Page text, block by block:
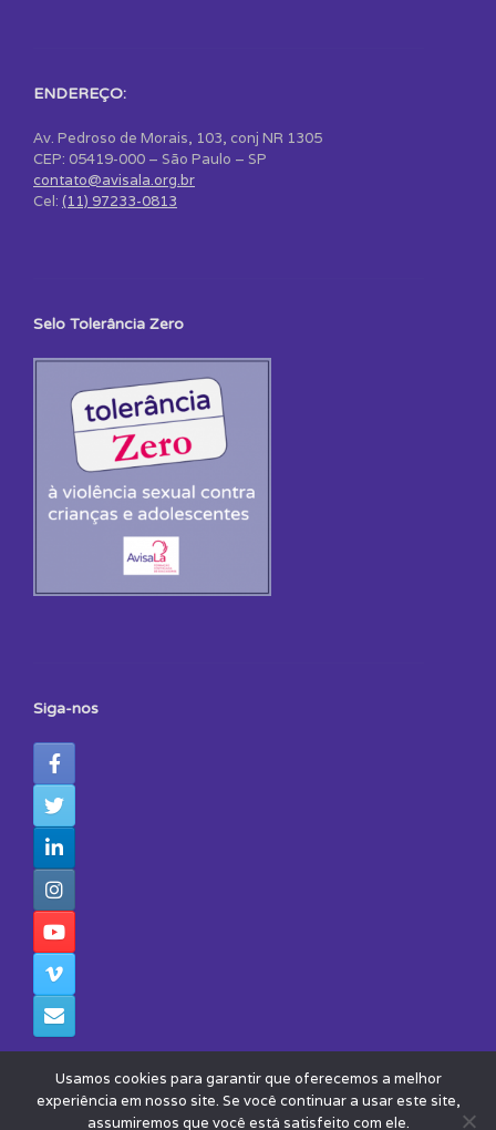
ENDEREÇO:
Av. Pedroso de Morais, 103, conj NR 1305
CEP: 05419-000 – São Paulo – SP
contato@avisala.org.br
Cel: (11) 97233-0813
Selo Tolerância Zero
Siga-nos
Usamos cookies para garantir que oferecemos a melhor
experiência em nosso site. Se você continuar a usar este site,
assumiremos que você está satisfeito com ele.